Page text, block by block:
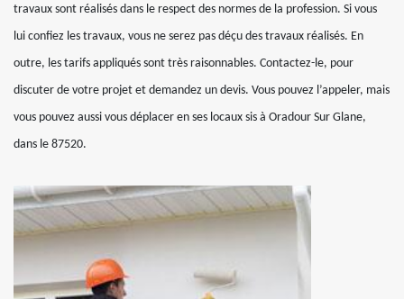
travaux sont réalisés dans le respect des normes de la profession. Si vous
lui confiez les travaux, vous ne serez pas déçu des travaux réalisés. En
outre, les tarifs appliqués sont très raisonnables. Contactez-le, pour
discuter de votre projet et demandez un devis. Vous pouvez l’appeler, mais
vous pouvez aussi vous déplacer en ses locaux sis à Oradour Sur Glane,
dans le 87520.